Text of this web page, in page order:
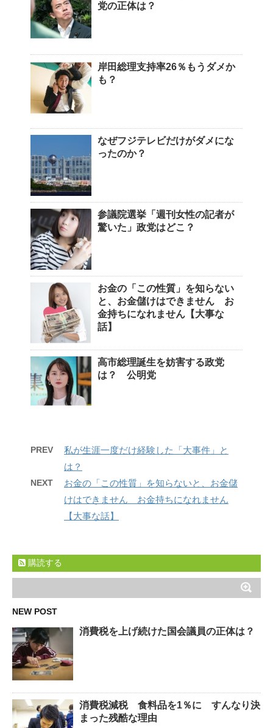
党の正体は？
岸田総理支持率26％もうダメか
も？
なぜフジテレビだけがダメにな
ったのか？
参議院選挙「週刊女性の記者が
驚いた」政党はどこ？
お金の「この性質」を知らない
と、お金儲けはできません お
金持ちになれません【大事な
話】
高市総理誕生を妨害する政党
は？ 公明党
PREV
私が生涯一度だけ経験した「大事件」と
は？
NEXT
お金の「この性質」を知らないと、お金儲
けはできません お金持ちになれません
【大事な話】
購読する
NEW POST
消費税を上げ続けた国会議員の正体は？
消費税減税 食料品を1％に すんなり決
まった残酷な理由